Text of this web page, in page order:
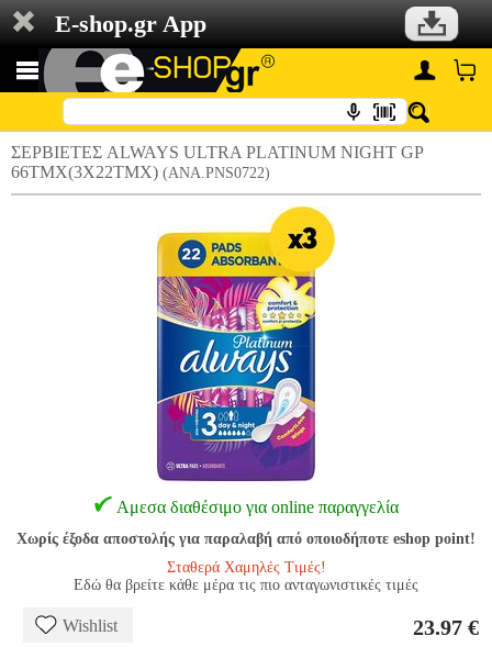
E-shop.gr App
ΣΕΡΒΙΕΤΕΣ ALWAYS ULTRA PLATINUM NIGHT GP
66ΤΜΧ(3X22ΤΜΧ) (ANA.PNS0722)
Αμεσα διαθέσιμο για online παραγγελία
Χωρίς έξοδα αποστολής για παραλαβή από οποιοδήποτε eshop point!
Σταθερά Χαμηλές Τιμές!
Εδώ θα βρείτε κάθε μέρα τις πιο ανταγωνιστικές τιμές
Wishlist 23.97 €